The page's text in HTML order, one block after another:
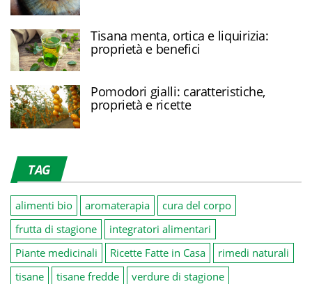
Tisana menta, ortica e liquirizia:
proprietà e benefici
Pomodori gialli: caratteristiche,
proprietà e ricette
TAG
alimenti bio aromaterapia
cura del corpo
frutta di stagione
integratori alimentari
Piante medicinali
Ricette Fatte in Casa
rimedi naturali
tisane
tisane fredde verdure di stagione